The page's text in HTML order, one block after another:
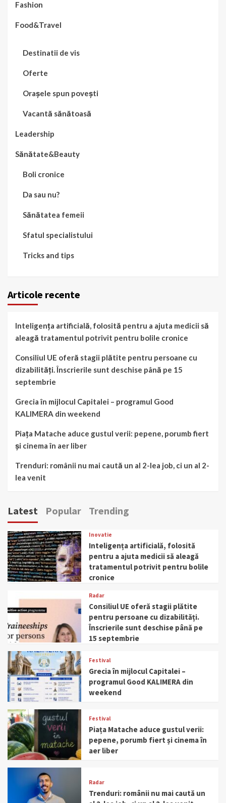
Fashion
Food&Travel
Destinatii de vis
Oferte
Orașele spun povești
Vacantă sănătoasă
Leadership
Sănătate&Beauty
Boli cronice
Da sau nu?
Sănătatea femeii
Sfatul specialistului
Tricks and tips
Articole recente
Inteligența artificială, folosită pentru a ajuta medicii să
aleagă tratamentul potrivit pentru bolile cronice
Consiliul UE oferă stagii plătite pentru persoane cu
dizabilități. Înscrierile sunt deschise până pe 15
septembrie
Grecia în mijlocul Capitalei – programul Good
KALIMERA din weekend
Piața Matache aduce gustul verii: pepene, porumb fiert
și cinema în aer liber
Trenduri: românii nu mai caută un al 2-lea job, ci un al 2-
lea venit
Latest Popular Trending
Inovatie
Inteligența artificială, folosită
pentru a ajuta medicii să aleagă
tratamentul potrivit pentru bolile
cronice
Radar
Consiliul UE oferă stagii plătite
pentru persoane cu dizabilități.
Înscrierile sunt deschise până pe
15 septembrie
Festival
Grecia în mijlocul Capitalei –
programul Good KALIMERA din
weekend
Festival
Piața Matache aduce gustul verii:
pepene, porumb fiert și cinema în
aer liber
Radar
Trenduri: românii nu mai caută un